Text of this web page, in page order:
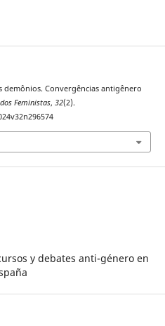
demônios. Convergências antigênero
Feministas, 32(2).
y debates anti-género en